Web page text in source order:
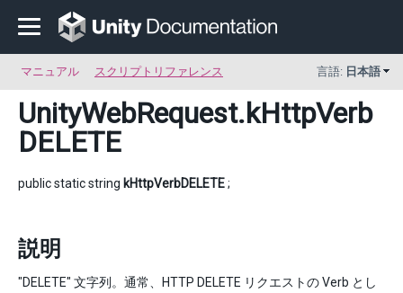
マニュアル スクリプトリファレンス 言語: 日本語
UnityWebRequest.kHttpVerb
DELETE
public static string kHttpVerbDELETE;
説明
"DELETE" 文字列。通常、HTTP DELETE リクエストの Verb とし